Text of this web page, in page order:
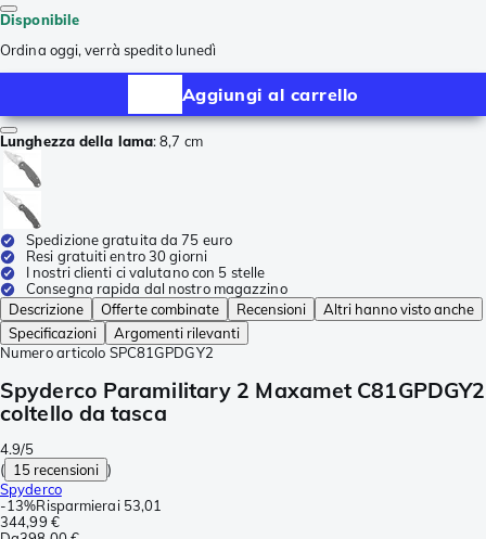
Disponibile
Ordina oggi, verrà spedito lunedì
Aggiungi al carrello
Lunghezza della lama:8,7 cm
Spedizione gratuita da 75 euro
Resi gratuiti entro 30 giorni
I nostri clienti ci valutano con 5 stelle
Consegna rapida dal nostro magazzino
Descrizione
Offerte combinate Recensioni
Altri hanno visto anche
Specificazioni
Argomenti rilevanti
Numero articolo SPC81GPDGY2
Spyderco Paramilitary 2 Maxamet C81GPDGY2
coltello da tasca
4.9/5
( 15 recensioni )
Spyderco
-13%Risparmierai 53,01
344,99 €